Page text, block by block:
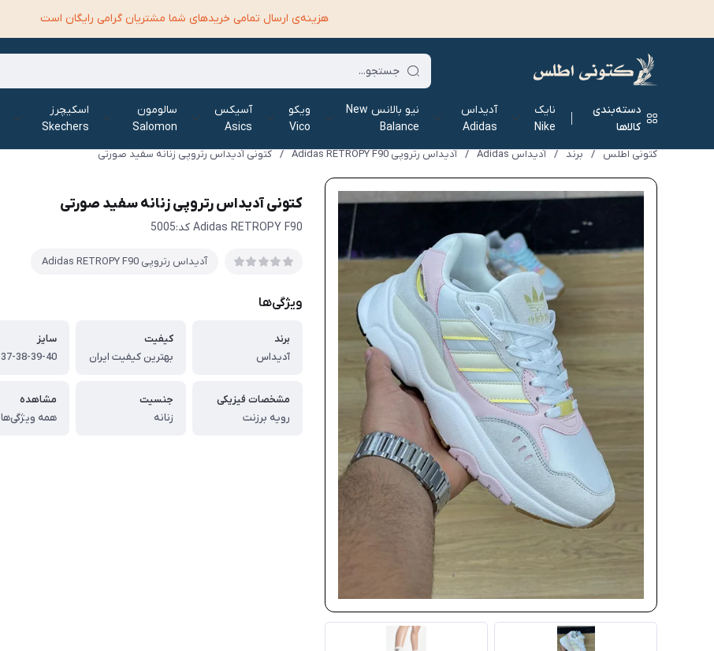
هزینه‌ی ارسال تمامی خرید‌های شما مشتریان گرامی رایگان است
دسته‌بندی
کالاها
نایک
Nike
آدیداس
Adidas
نیو بالانس New
Balance
ویکو
Vico
آسیکس
Asics
سالومون
Salomon
اسکیچرز
Skechers
کتونی اطلس / برند / آدیداس Adidas / آدیداس رتروپی Adidas RETROPY F90 / کتونی آدیداس رتروپی زنانه سفید صورتی
کتونی آدیداس رتروپی زنانه سفید صورتی
Adidas RETROPY F90 کد:5005
آدیداس رتروپی Adidas RETROPY F90
ویژگی‌ها
برند
آدیداس
کیفیت
بهترین کیفیت ایران
سایز
37-38-39-40
مشخصات فیزیکی
رویه برزنت
جنسیت
زنانه
مشاهده
همه ویژگی‌ها